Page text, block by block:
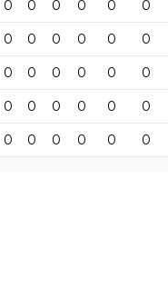
0 0 0 0 0 0
0 0 0 0 0 0
0 0 0 0 0 0
0 0 0 0 0 0
0 0 0 0 0 0